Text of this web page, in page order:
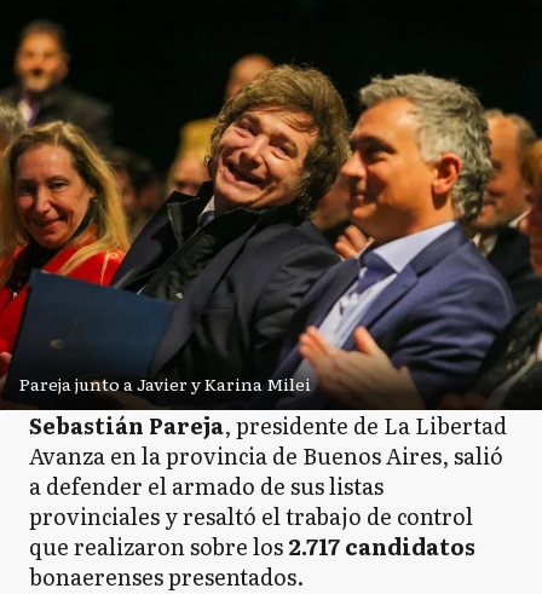
Pareja junto a Javier y Karina Milei
Sebastián Pareja, presidente de La Libertad
Avanza en la provincia de Buenos Aires, salió
a defender el armado de sus listas
provinciales y resaltó el trabajo de control
que realizaron sobre los2.717 candidatos
bonaerenses presentados.